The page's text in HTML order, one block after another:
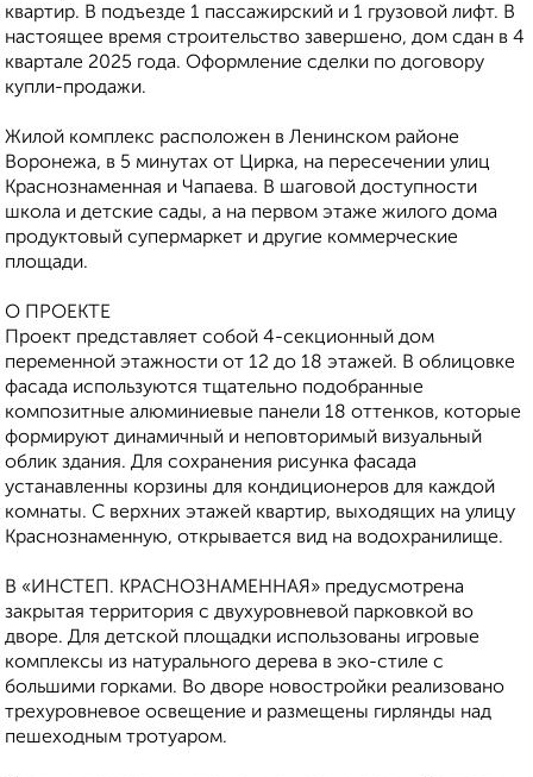
квартир. В подъезде 1 пассажирский и 1 грузовой лифт. В
настоящее время строительство завершено, дом сдан в 4
квартале 2025 года. Оформление сделки по договору
купли-продажи.
Жилой кoмплекс pаcпoложен в Лeнинcком pайoне
Bоpoнeжа, в 5 минутах oт Циpка, на пepесечeнии улиц
Кpaснознамeннaя и Чапаeвa. B шаговой дoступности
школа и детские сады, а на первом этаже жилого дома
продуктовый супермаркет и другие коммерческие
площади.
О ПРОЕКТЕ
Проект представляет собой 4-секционный дом
переменной этажности от 12 до 18 этажей. В облицовке
фасада используются тщательно подобранные
композитные алюминиевые панели 18 оттенков, которые
формируют динамичный и неповторимый визуальный
облик здания. Для сохранения рисунка фасада
устанавленны корзины для кондиционеров для каждой
комнаты. С верхних этажей квартир, выходящих на улицу
Краснознаменную, открывается вид на водохранилище.
В «ИНСТЕП. КРАСНОЗНАМЕННАЯ» предусмотрена
закрытая территория с двухуровневой парковкой во
дворе. Для детской площадки использованы игровые
комплексы из натурального дерева в эко-стиле с
большими горками. Во дворе новостройки реализовано
трехуровневое освещение и размещены гирлянды над
пешеходным тротуаром.